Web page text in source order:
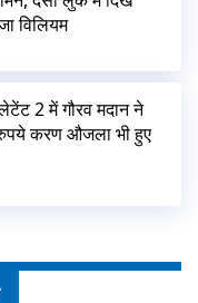
विलियम
2 में गौरव मदान ने
करण औजला भी हुए